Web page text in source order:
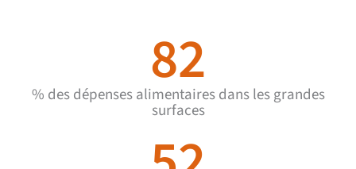
% des dépenses alimentaires dans les grandes
surfaces
82